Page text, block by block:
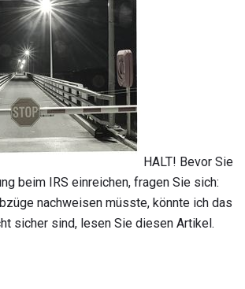
HALT! Bevor Sie
beim IRS einreichen, fragen Sie sich:
nachweisen müsste, könnte ich das
sicher sind, lesen Sie diesen Artikel.